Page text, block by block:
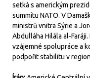
setká s americkým
summitu NATO. V
ministrů vnitra Sýrie a
Abdulláha Hilála al-
vzájemné spolupráce a
podpořit stabilitu v